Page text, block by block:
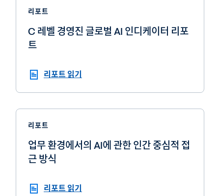
리포트
C 레벨 경영진 글로벌 AI 인디케이터 리포
트
리포트 읽기
리포트
업무 환경에서의 AI에 관한 인간 중심적 접
근 방식
리포트 읽기